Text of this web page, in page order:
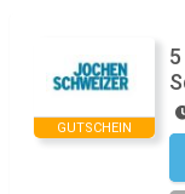
GUTSCHEIN